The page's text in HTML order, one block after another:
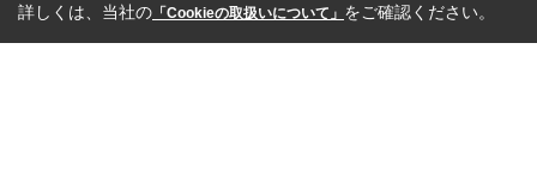
詳しくは、当社の 「Cookieの取扱いについて」 をご確認ください。